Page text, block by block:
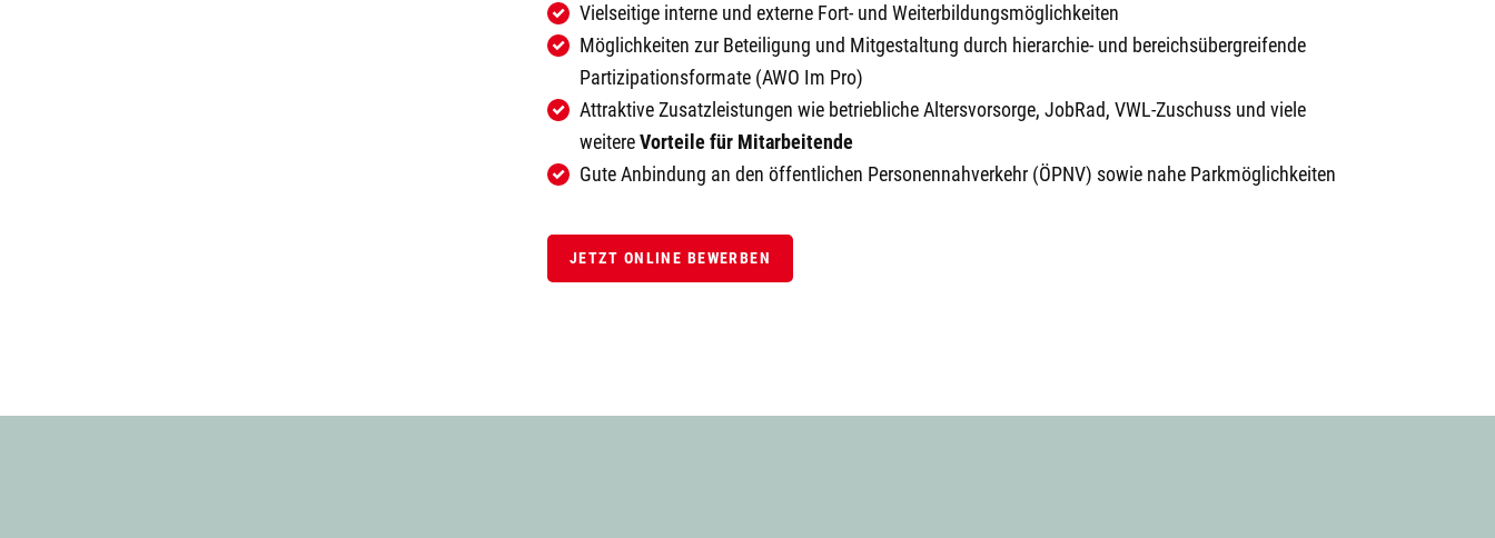
Vielseitige interne und externe Fort- und Weiterbildungsmöglichkeiten
Möglichkeiten zur Beteiligung und Mitgestaltung durch hierarchie- und bereichsübergreifende
Partizipationsformate (AWO Im Pro)
Attraktive Zusatzleistungen wie betriebliche Altersvorsorge, JobRad, VWL-Zuschuss und viele
weitereVorteile für Mitarbeitende
Gute Anbindung an den öffentlichen Personennahverkehr (ÖPNV) sowie nahe Parkmöglichkeiten
JETZT ONLINE BEWERBEN